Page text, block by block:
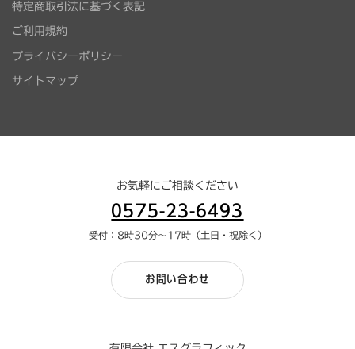
特定商取引法に基づく表記
ご利用規約
プライバシーポリシー
サイトマップ
お気軽にご相談ください
0575-23-6493
受付：8時30分～17時（土日・祝除く）
お問い合わせ